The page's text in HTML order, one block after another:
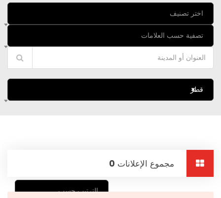
اختر تصنيف
تصفية حسب العلامات
×
قطر
مجموع الإعلانات 0
الترتيب حسب